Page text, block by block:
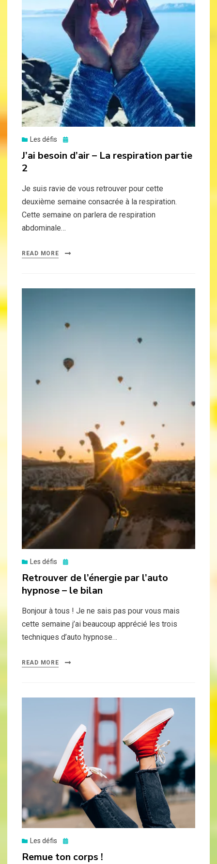
Les défis
Posted
J’ai besoin d’air – La respiration partie
2
Je suis ravie de vous retrouver pour cette
deuxième semaine consacrée à la respiration.
Cette semaine on parlera de respiration
abdominale…
READ MORE
Les défis
Posted
Retrouver de l’énergie par l’auto
hypnose – le bilan
Bonjour à tous ! Je ne sais pas pour vous mais
cette semaine j’ai beaucoup apprécié les trois
techniques d’auto hypnose…
READ MORE
Les défis
Posted
Remue ton corps !